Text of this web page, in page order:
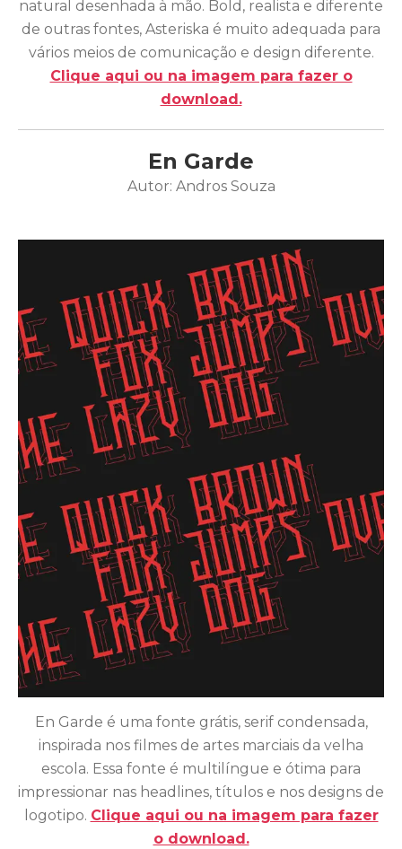
natural desenhada à mão. Bold, realista e diferente
de outras fontes, Asteriska é muito adequada para
vários meios de comunicação e design diferente.
Clique aqui ou na imagem para fazer o
download.
En Garde
Autor: Andros Souza
En Garde é uma fonte grátis, serif condensada,
inspirada nos filmes de artes marciais da velha
escola. Essa fonte é multilíngue e ótima para
impressionar nas headlines, títulos e nos designs de
logotipo. Clique aqui ou na imagem para fazer
o download.